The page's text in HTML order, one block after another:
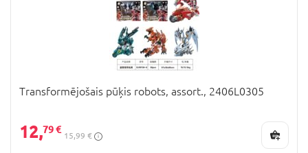
Transformējošais pūķis robots, assort., 2406L0305
12,79 €
15,99 €